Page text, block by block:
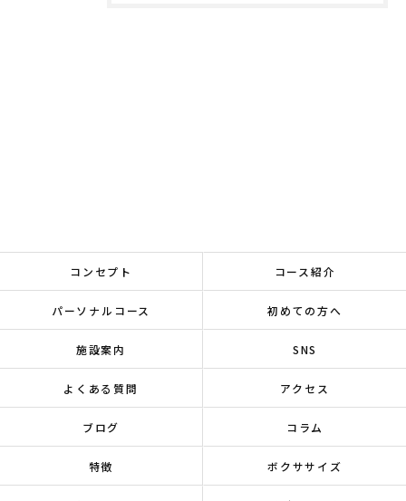
コンセプト コース紹介
パーソナルコース 初めての方へ
施設案内 SNS
よくある質問 アクセス
ブログ コラム
特徴 ボクササイズ